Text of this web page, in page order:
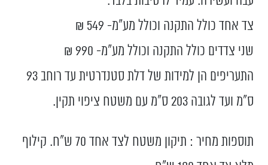
צד אחד כולל התקנה וכולל מע”מ- 549 ₪
שני צדדים כולל התקנה וכולל מע”מ- 990 ₪
התעריפים הן למידות של דלת סטנדרטית עד רוחב 93
ס”מ ועד לגובה 203 ס”מ עם משטח ציפוי תקין.
תוספות מחיר : תיקון משטח לצד אחד 70 ש"ח. קילוף